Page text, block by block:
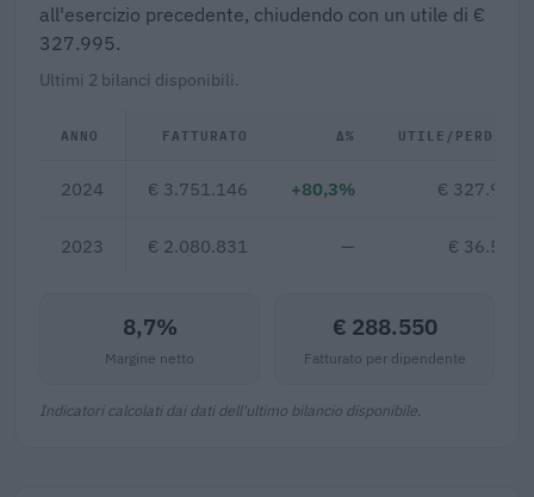
all'esercizio precedente, chiudendo con un utile di €
327.995.
Ultimi 2 bilanci disponibili.
ANNO FATTURATO Δ% UTILE/PERDITA
2024 € 3.751.146 +80,3% € 327.995
2023 € 2.080.831 — € 36.524
8,7%
Margine netto
€ 288.550
Fatturato per dipendente
Indicatori calcolati dai dati dell'ultimo bilancio disponibile.